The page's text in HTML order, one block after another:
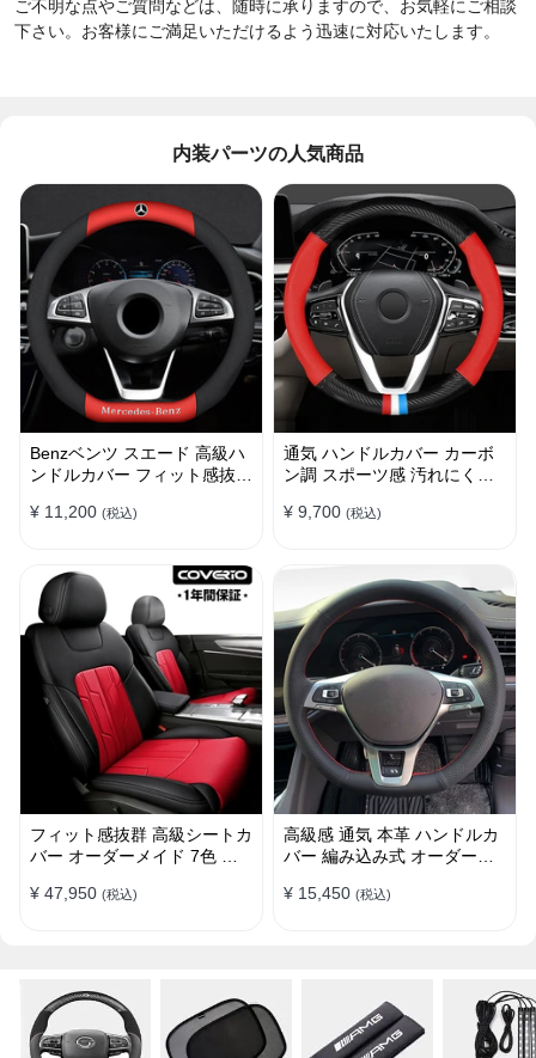
ご不明な点やご質問などは、随時に承りますので、お気軽にご相談
下さい。お客様にご満足いただけるよう迅速に対応いたします。
内装パーツの人気商品
Benzベンツ スエード 高級ハ
ンドルカバー フィット感抜群
38CM
¥ 11,200 (税込)
通気 ハンドルカバー カーボ
ン調 スポーツ感 汚れにくい
け簡単 38CM
¥ 9,700 (税込)
フィット感抜群 高級シートカ
バー オーダーメイド 7色 防
ト
¥ 47,950 (税込)
高級感 通気 本革 ハンドルカ
バー 編み込み式 オーダーメ
プ
¥ 15,450 (税込)